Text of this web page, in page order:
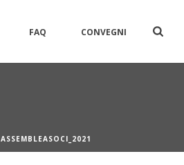
FAQ CONVEGNI
ASSEMBLEASOCI_2021